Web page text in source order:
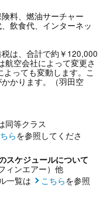
料、燃油サーチャー
飲食代、インターネッ
は、合計で約￥120,000
航空会社によって変更さ
っても変動します。こ
かります。（羽田空
同等クラス
らを参照してくださ
スケジュールについて
ィンエアー）他
一覧は
こちらを参照